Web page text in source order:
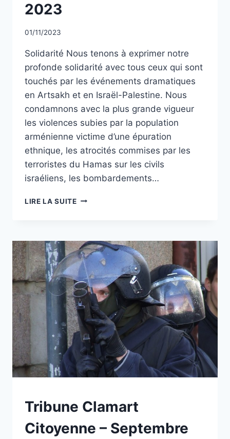
2023
Par
01/11/2023
Solidarité Nous tenons à exprimer notre
profonde solidarité avec tous ceux qui sont
touchés par les événements dramatiques
en Artsakh et en Israël-Palestine. Nous
condamnons avec la plus grande vigueur
les violences subies par la population
arménienne victime d’une épuration
ethnique, les atrocités commises par les
terroristes du Hamas sur les civils
israéliens, les bombardements…
LIRE LA SUITETRIBUNE
NOVEMBRE
2023
NON
CLASSÉ
Tribune Clamart
Citoyenne – Septembre